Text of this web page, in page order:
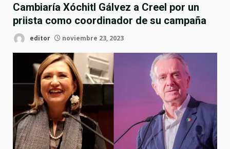
Cambiaría Xóchitl Gálvez a Creel por un
priista como coordinador de su campaña
editor noviembre 23, 2023